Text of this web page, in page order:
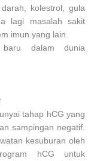
kolestrol, gula
lagi masalah sakit
imun yang lain.
baru dalam dunia
tahap hCG yang
sampingan negatif.
kesuburan oleh
hCG untuk